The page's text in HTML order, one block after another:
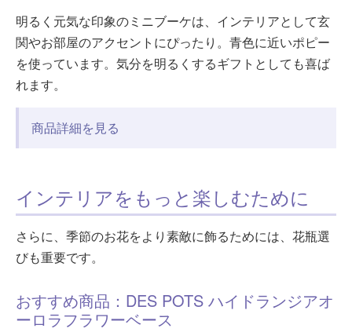
明るく元気な印象のミニブーケは、インテリアとして玄
関やお部屋のアクセントにぴったり。青色に近いポピー
を使っています。気分を明るくするギフトとしても喜ば
れます。
商品詳細を見る
インテリアをもっと楽しむために
さらに、季節のお花をより素敵に飾るためには、花瓶選
びも重要です。
おすすめ商品：DES POTS ハイドランジアオ
ーロラフラワーベース